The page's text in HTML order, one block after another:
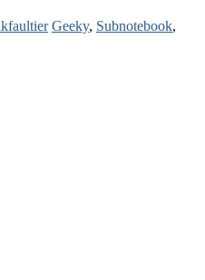
Geeky, Subnotebook,